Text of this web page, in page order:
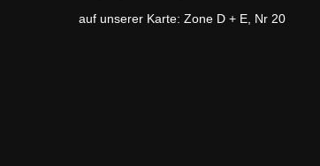
auf unserer Karte: Zone D + E, Nr 20